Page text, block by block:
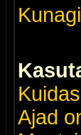
Ajad